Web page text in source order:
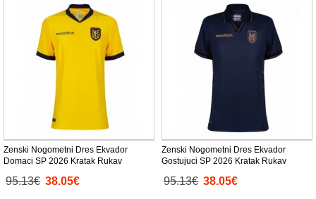
Zenski Nogometni Dres Ekvador
Domaci SP 2026 Kratak Rukav
95.13€ 38.05€
Zenski Nogometni Dres Ekvador
Gostujuci SP 2026 Kratak Rukav
95.13€ 38.05€